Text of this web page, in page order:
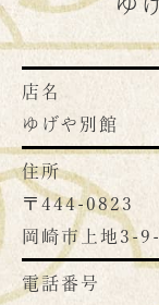
店名
ゆげや別館
住所
〒444-0823
岡崎市上地3-
電話番号